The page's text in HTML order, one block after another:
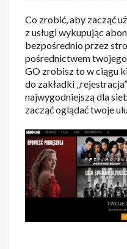
Co zrobić, aby zacząć
z usługi wykupując
bezpośrednio przez
pośrednictwem
GO zrobisz to w ciągu
do zakładki
najwygodniejszą dla
zacząć oglądać twoje